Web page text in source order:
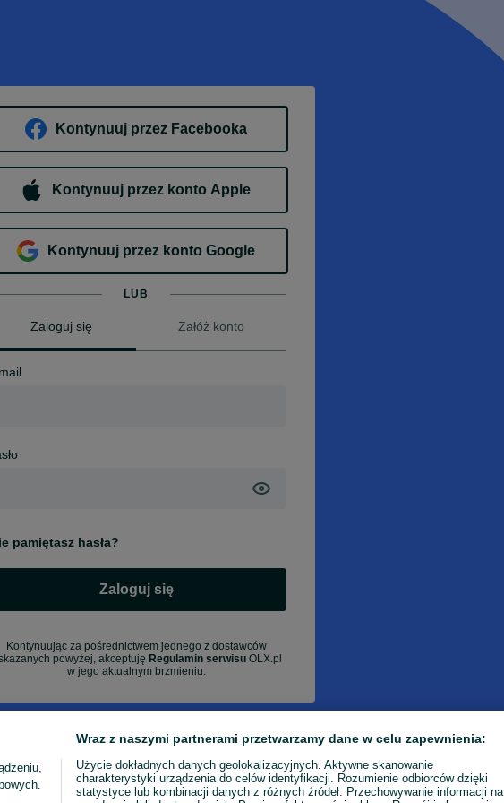
Kontynuuj przez Facebooka
Kontynuuj przez konto Apple
Kontynuuj przez konto Google
LUB
Zaloguj się Załóż konto
pamiętasz hasła?
Zaloguj się
Kontynuując za pośrednictwem jednego z dostawców
powyżej, akceptuję Regulamin serwisu OLX.pl
w jego aktualnym brzmieniu.
Wraz z naszymi partnerami przetwarzamy dane w celu zapewnienia:
Użycie dokładnych danych geolokalizacyjnych. Aktywne skanowanie
charakterystyki urządzenia do celów identyfikacji. Rozumienie odbiorców dzięki
statystyce lub kombinacji danych z różnych źródeł. Przechowywanie informacji na